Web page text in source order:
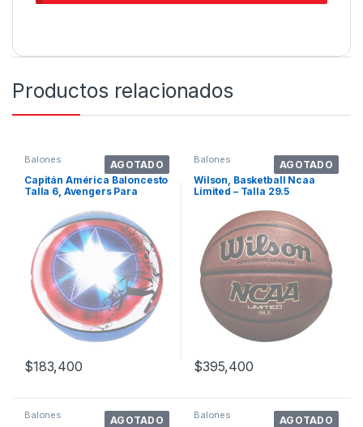
Productos relacionados
AGOTADO
Balones
Capitán América Baloncesto
Talla 6, Avengers Para
$183,400
AGOTADO
Balones
Wilson, Basketball Ncaa
Limited – Talla 29.5
$395,400
AGOTADO
Balones AGOTADO
Balones